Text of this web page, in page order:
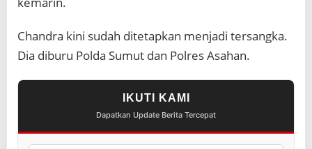
Chandra kini sudah ditetapkan menjadi tersangka.
Dia diburu Polda Sumut dan Polres Asahan.
IKUTI KAMI
Dapatkan Update Berita Tercepat